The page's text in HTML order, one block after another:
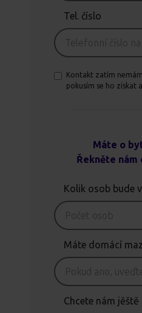
Tel. číslo
Kontakt zatím
pokusím se ho získat
Máte o
Řekněte nám
Kolik osob bude
Máte domácí
Chcete nám